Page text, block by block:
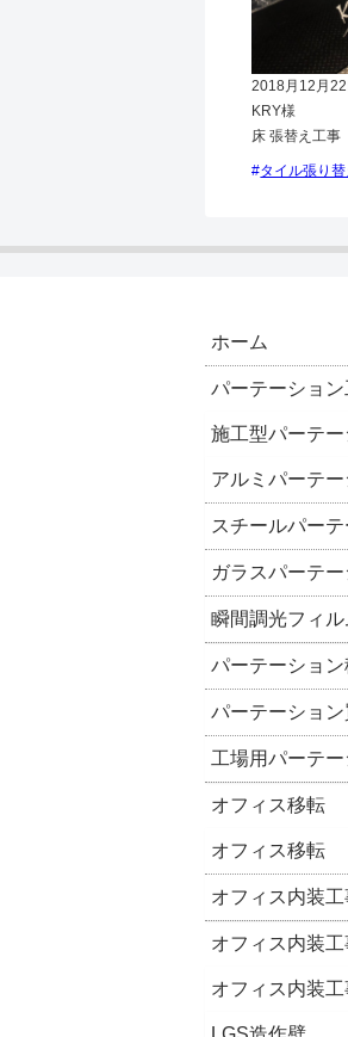
2018月12月22
KRY様
床 張替え工事
タイル張り替
ホーム
パーテーショ
施工型パーテー
アルミパーテ
スチールパー
ガラスパーテ
瞬間調光フィル
パーテーショ
パーテーション
工場用パーテ
オフィス移転
オフィス移転
オフィス内装工
オフィス内装工
オフィス内装工